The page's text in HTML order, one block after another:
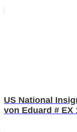
US National
von Eduard # EX